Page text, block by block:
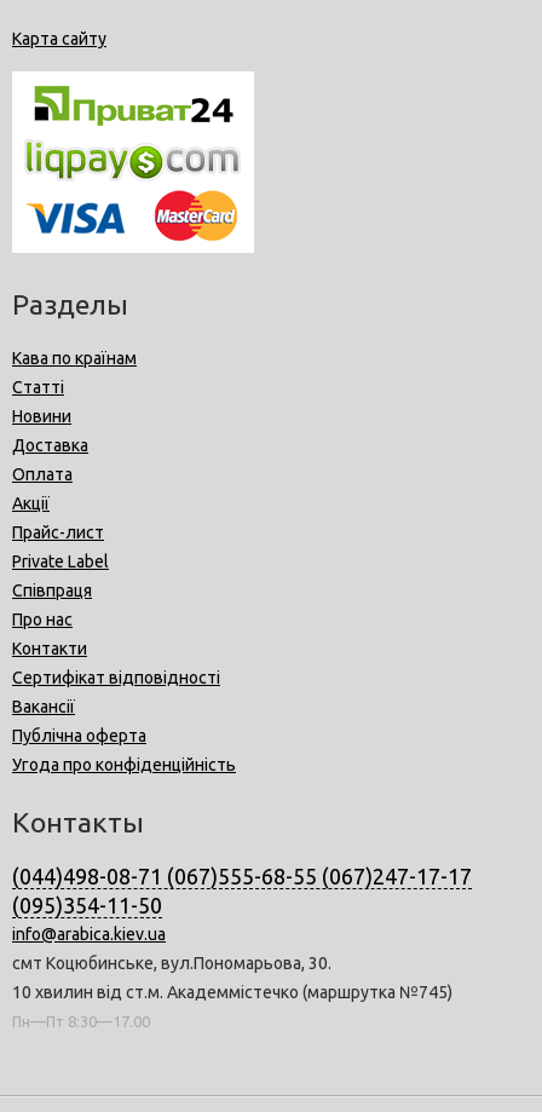
Карта сайту
Разделы
Кава по країнам
Статті
Новини
Доставка
Оплата
Акції
Прайс-лист
Private Label
Співпраця
Про нас
Контакти
Сертифікат відповідності
Вакансії
Публічна оферта
Угода про конфіденційність
Контакты
(044)498-08-71 (067)555-68-55 (067)247-17-17
(095)354-11-50
info@arabica.kiev.ua
смт Коцюбинське, вул.Пономарьова, 30.
10 хвилин від ст.м. Академмістечко (маршрутка №745)
Пн—Пт 8:30—17.00